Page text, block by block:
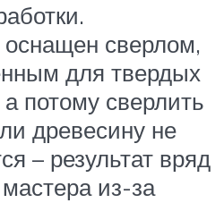
сверлом,
для твердых
потому сверлить
древесину не
– результат вряд
из-за